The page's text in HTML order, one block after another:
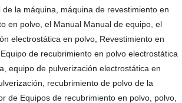
la máquina, máquina de revestimiento en
en polvo, el Manual Manual de equipo, el
electrostática en polvo, Revestimiento en
de recubrimiento en polvo electrostática
equipo de pulverización electrostática en
recubrimiento de polvo de la
de Equipos de recubrimiento en polvo, polvo,